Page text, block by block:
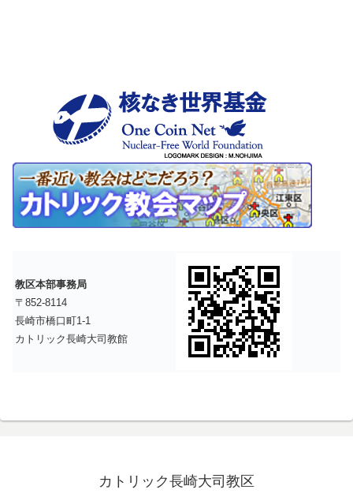
教区本部事務局
〒852-8114
長崎市橋口町1-1
カトリック長崎大司教館
カトリック長崎大司教区